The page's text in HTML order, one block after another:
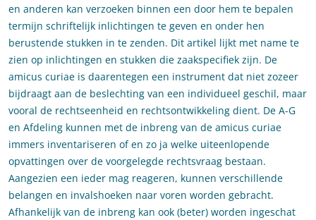
en anderen kan verzoeken binnen een door hem te bepalen
termijn schriftelijk inlichtingen te geven en onder hen
berustende stukken in te zenden. Dit artikel lijkt met name te
zien op inlichtingen en stukken die zaakspecifiek zijn. De
amicus curiae is daarentegen een instrument dat niet zozeer
bijdraagt aan de beslechting van een individueel geschil, maar
vooral de rechtseenheid en rechtsontwikkeling dient. De A-G
en Afdeling kunnen met de inbreng van de amicus curiae
immers inventariseren of en zo ja welke uiteenlopende
opvattingen over de voorgelegde rechtsvraag bestaan.
Aangezien een ieder mag reageren, kunnen verschillende
belangen en invalshoeken naar voren worden gebracht.
Afhankelijk van de inbreng kan ook (beter) worden ingeschat